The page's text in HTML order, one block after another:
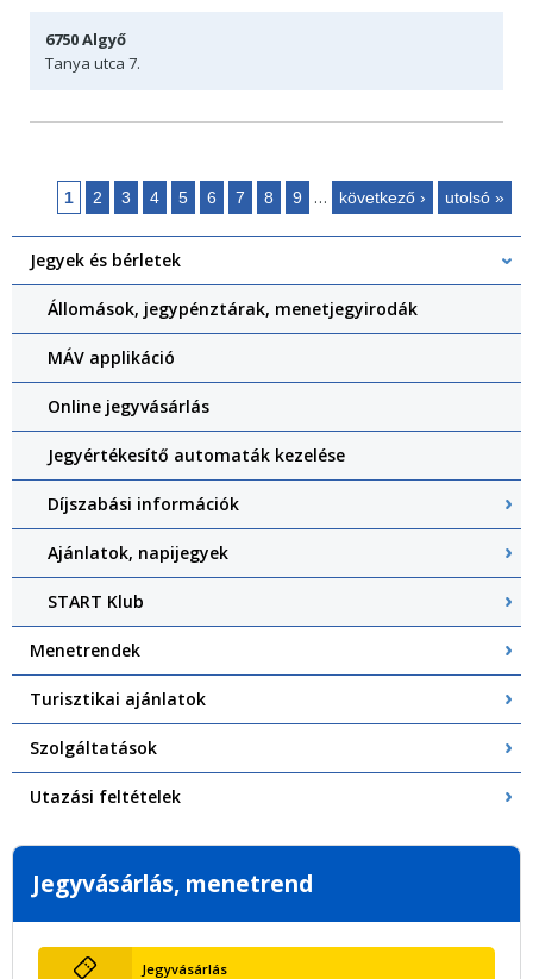
6750Algyő
Tanya utca 7.
1 2 3 4 5 6 7 8 9 … következő › utolsó »
Jegyek és bérletek
Állomások, jegypénztárak, menetjegyirodák
MÁV applikáció
Online jegyvásárlás
Jegyértékesítő automaták kezelése
Díjszabási információk
Ajánlatok, napijegyek
START Klub
Menetrendek
Turisztikai ajánlatok
Szolgáltatások
Utazási feltételek
Jegyvásárlás, menetrend
Jegyvásárlás